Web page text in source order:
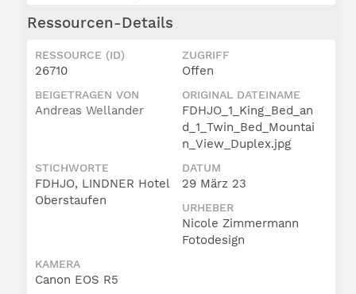
Ressourcen-Details
RESSOURCE (ID)
26710
ZUGRIFF
Offen
BEIGETRAGEN VON
Andreas Wellander
ORIGINAL DATEINAME
FDHJO_1_King_Bed_an
d_1_Twin_Bed_Mountai
n_View_Duplex.jpg
STICHWORTE
FDHJO, LINDNER Hotel
Oberstaufen
DATUM
29 März 23
URHEBER
Nicole Zimmermann
Fotodesign
KAMERA
Canon EOS R5